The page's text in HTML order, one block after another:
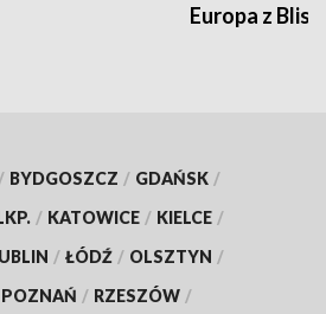
Europa z
/ BYDGOSZCZ / GDAŃSK /
/ KATOWICE / KIELCE /
/ ŁÓDŹ / OLSZTYN /
POZNAŃ / RZESZÓW /